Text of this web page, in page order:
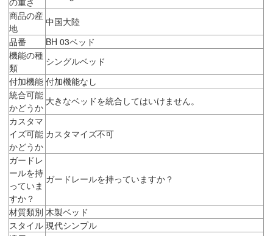
商品の産
地
中国大陸
品番
BH 03ベッド
機能の種
類
シングルベッド
付加機能 付加機能なし
統合可能
かどうか
大きなベッドを統合してはいけません。
カスタマ
イズ可能
かどうか
カスタマイズ不可
ガードレ
ールを持
っていま
すか？
ガードレールを持っていますか？
材質類別 木製ベッド
スタイル 現代シンプル